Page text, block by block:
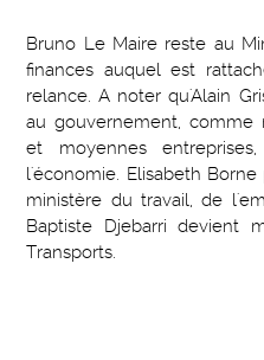
Bruno Le Maire reste au
finances auquel est
relance. A noter qu'Alain
au gouvernement, comme
et moyennes
l'économie. Elisabeth
ministère du travail, de
Baptiste Djebarri devient
Transports.